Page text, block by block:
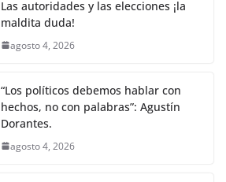
Las autoridades y las elecciones ¡la
maldita duda!
agosto 4, 2026
“Los políticos debemos hablar con
hechos, no con palabras”: Agustín
Dorantes.
agosto 4, 2026